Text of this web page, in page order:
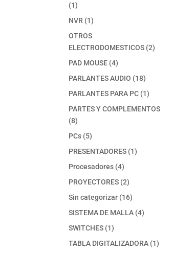
11
producto
NVR 11
producto
OTROS
ELECTRODOMESTICOS 22
PAD MOUSE 44
productos
PARLANTES AUDIO 1818
productos
PARLANTES PARA PC 11
producto
PARTES Y COMPLEMENTOS
88
productos
PCs 55
productos
PRESENTADORES 11
Procesadores 44
productos
PROYECTORES 22
productos
Sin categorizar 1616
productos
SISTEMA DE MALLA 44
SWITCHES 11
producto
TABLA DIGITALIZADORA 11